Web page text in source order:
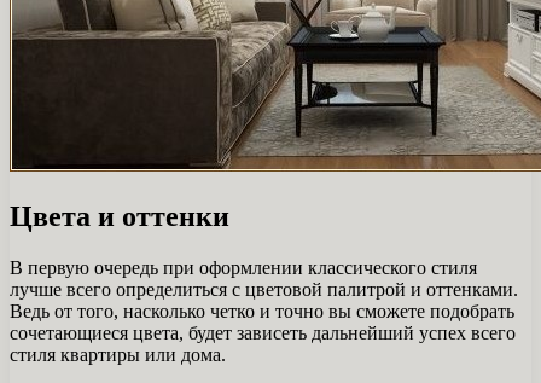
Цвета и оттенки
В первую очередь при оформлении классического стиля
лучше всего определиться с цветовой палитрой и оттенками.
Ведь от того, насколько четко и точно вы сможете подобрать
сочетающиеся цвета, будет зависеть дальнейший успех всего
стиля квартиры или дома.